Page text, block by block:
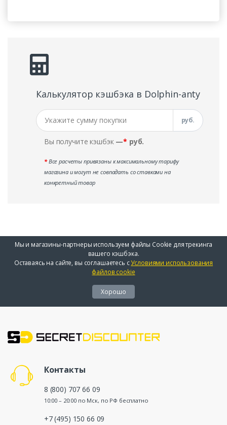
Калькулятор кэшбэка в Dolphin-anty
руб.
Вы получите кэшбэк —* руб.
*Все расчеты привязаны к максимальному тарифу
магазина и могут не совпадать со ставками на
конкретный товар
Мы и магазины-партнеры используем файлы Cookie для трекинга
вашего кэшбэка.
Оставаясь на сайте, вы соглашаетесь сУсловиями использования
файлов cookie
Хорошо
Контакты
8 (800) 707 66 09
10:00 – 20:00 по Мск, по РФ бесплатно
+7 (495) 150 66 09